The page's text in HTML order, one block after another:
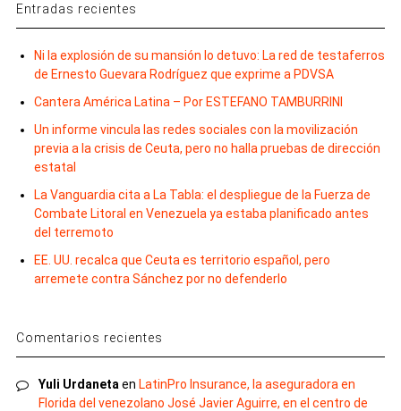
Entradas recientes
Ni la explosión de su mansión lo detuvo: La red de testaferros
de Ernesto Guevara Rodríguez que exprime a PDVSA
Cantera América Latina – Por ESTEFANO TAMBURRINI
Un informe vincula las redes sociales con la movilización
previa a la crisis de Ceuta, pero no halla pruebas de dirección
estatal
La Vanguardia cita a La Tabla: el despliegue de la Fuerza de
Combate Litoral en Venezuela ya estaba planificado antes
del terremoto
EE. UU. recalca que Ceuta es territorio español, pero
arremete contra Sánchez por no defenderlo
Comentarios recientes
Yuli Urdaneta en LatinPro Insurance, la aseguradora en
Florida del venezolano José Javier Aguirre, en el centro de